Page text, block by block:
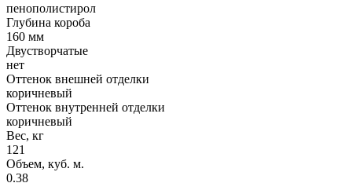
пенополистирол
Глубина короба
160 мм
Двустворчатые
нет
Оттенок внешней отделки
коричневый
Оттенок внутренней отделки
коричневый
Вес, кг
121
Объем, куб. м.
0.38